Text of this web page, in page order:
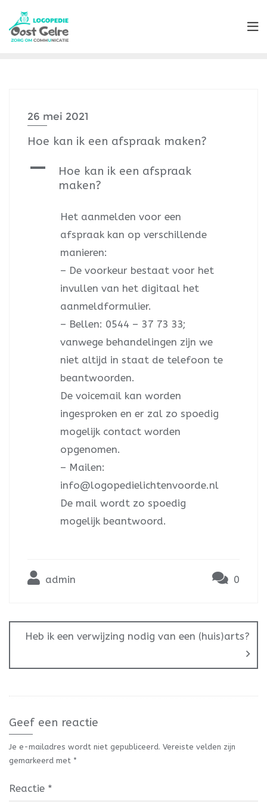
26 mei 2021
Hoe kan ik een afspraak maken?
A
Hoe kan ik een afspraak
maken?
Het aanmelden voor een
afspraak kan op verschillende
manieren:
– De voorkeur bestaat voor het
invullen van het digitaal het
aanmeldformulier.
– Bellen: 0544 – 37 73 33;
vanwege behandelingen zijn we
niet altijd in staat de telefoon te
beantwoorden.
De voicemail kan worden
ingesproken en er zal zo spoedig
mogelijk contact worden
opgenomen.
– Mailen:
info@logopedielichtenvoorde.nl
De mail wordt zo spoedig
mogelijk beantwoord.
admin 0
Heb ik een verwijzing nodig van een (huis)arts?
Geef een reactie
Je e-mailadres wordt niet gepubliceerd. Vereiste velden zijn
gemarkeerd met *
Reactie *